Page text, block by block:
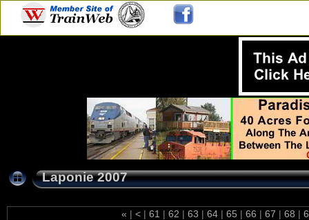
Laponie 2007
« | < | 61 | 62 | 63 | 64 | 65 | 66 | 67 | 68 |